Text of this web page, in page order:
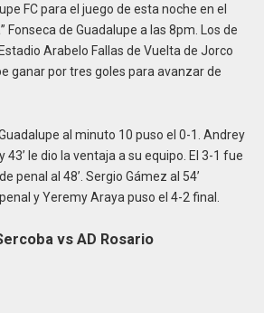
FC para el juego de esta noche en el
Fonseca de Guadalupe a las 8pm. Los de
Arabelo Fallas de Vuelta de Jorco
ganar por tres goles para avanzar de
al minuto 10 puso el 0-1. Andrey
43’ le dio la ventaja a su equipo. El 3-1 fue
penal al 48’. Sergio Gámez al 54’
y Yeremy Araya puso el 4-2 final.
vs AD Rosario